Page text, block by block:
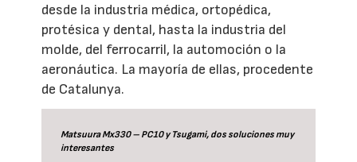
desde la industria médica, ortopédica,
protésica y dental, hasta la industria del
molde, del ferrocarril, la automoción o la
aeronáutica. La mayoría de ellas, procedente
de Catalunya.
Matsuura Mx330 – PC10 y Tsugami, dos soluciones muy
interesantes